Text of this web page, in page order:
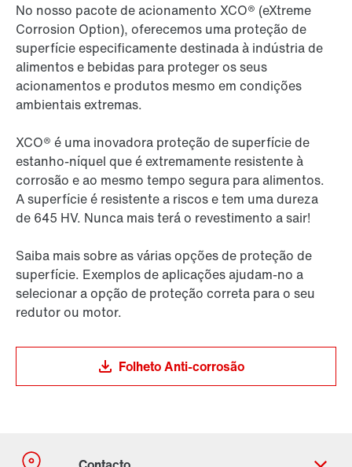
No nosso pacote de acionamento XCO® (eXtreme
Corrosion Option), oferecemos uma proteção de
superfície especificamente destinada à indústria de
alimentos e bebidas para proteger os seus
acionamentos e produtos mesmo em condições
ambientais extremas.
XCO® é uma inovadora proteção de superfície de
estanho-níquel que é extremamente resistente à
corrosão e ao mesmo tempo segura para alimentos.
A superfície é resistente a riscos e tem uma dureza
de 645 HV. Nunca mais terá o revestimento a sair!
Saiba mais sobre as várias opções de proteção de
superfície. Exemplos de aplicações ajudam-no a
selecionar a opção de proteção correta para o seu
redutor ou motor.
Folheto Anti-corrosão